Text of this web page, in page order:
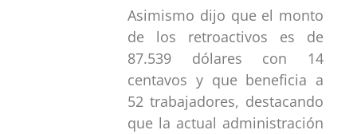
Asimismo dijo que el monto
de los retroactivos es de
87.539 dólares con 14
centavos y que beneficia a
52 trabajadores, destacando
que la actual administración